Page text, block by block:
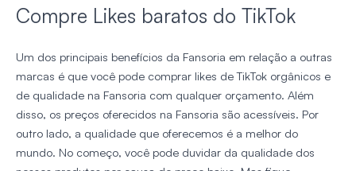
Compre Likes baratos do TikTok
Um dos principais benefícios da Fansoria em relação a outras
marcas é que você pode comprar likes de TikTok orgânicos e
de qualidade na Fansoria com qualquer orçamento. Além
disso, os preços oferecidos na Fansoria são acessíveis. Por
outro lado, a qualidade que oferecemos é a melhor do
mundo. No começo, você pode duvidar da qualidade dos